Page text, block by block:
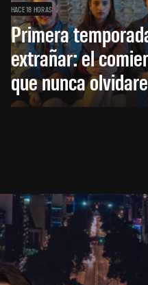
HACE 18 HORAS
Primera
extrañar: el
que nunca